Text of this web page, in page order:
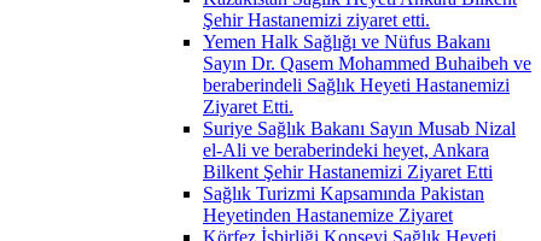
Şehir Hastanemizi ziyaret etti.
Yemen Halk Sağlığı ve Nüfus Bakanı
Sayın Dr. Qasem Mohammed Buhaibeh ve
beraberindeli Sağlık Heyeti Hastanemizi
Ziyaret Etti.
Suriye Sağlık Bakanı Sayın Musab Nizal
el-Ali ve beraberindeki heyet, Ankara
Bilkent Şehir Hastanemizi Ziyaret Etti
Sağlık Turizmi Kapsamında Pakistan
Heyetinden Hastanemize Ziyaret
Körfez İşbirliği Konseyi Sağlık Heyeti